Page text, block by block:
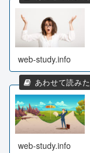
web-study.info
web-study.info